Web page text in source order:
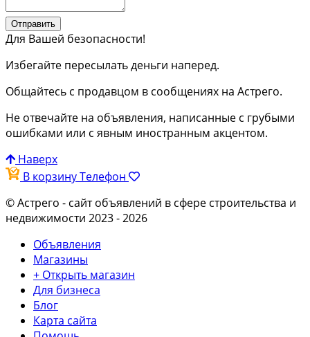
Отправить
Для Вашей безопасности!
Избегайте пересылать деньги наперед.
Общайтесь с продавцом в сообщениях на Астрего.
Не отвечайте на объявления, написанные с грубыми
ошибками или с явным иностранным акцентом.
Наверх
В корзинуТелефон
© Астрего - сайт объявлений в сфере строительства и
недвижимости 2023 - 2026
Объявления
Магазины
+ Открыть магазин
Для бизнеса
Блог
Карта сайта